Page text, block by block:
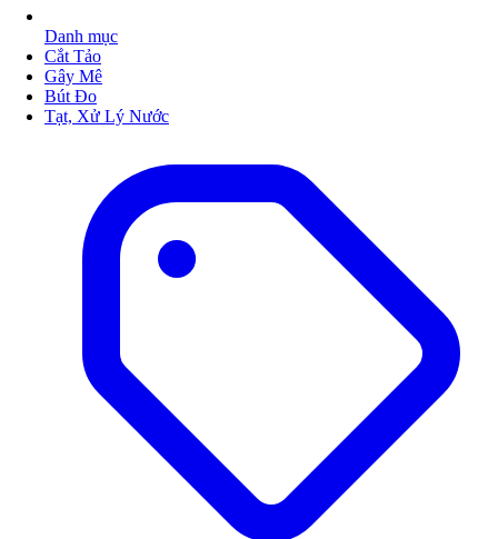
Danh mục
Cắt Tảo
Gây Mê
Bút Đo
Tạt, Xử Lý Nước